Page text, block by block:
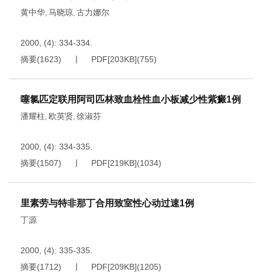
黄中华, 马晓琼, 古力娜尔
2000, (4): 334-334.
摘要(1623) PDF[203KB](755)
噻氯匹定联用阿司匹林致血栓性血小板减少性紫癜1例
潘耀柱, 欧英贤, 徐淑芬
2000, (4): 334-335.
摘要(1507) PDF[219KB](1034)
里素劳与特非那丁合用致室性心动过速1例
丁源
2000, (4): 335-335.
摘要(1712) PDF[209KB](1205)